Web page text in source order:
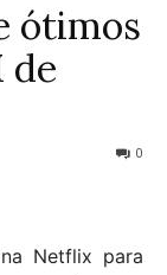
ótimos
de
0
Netflix para